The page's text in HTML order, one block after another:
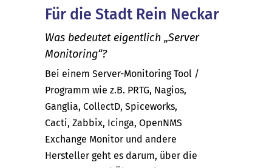
Für die Stadt Rein Neckar
Was bedeutet eigentlich „Server
Monitoring“?
Bei einem Server-Monitoring Tool /
Programm wie z.B. PRTG, Nagios,
Ganglia, CollectD, Spiceworks,
Cacti, Zabbix, Icinga, OpenNMS
Exchange Monitor und andere
Hersteller geht es darum, über die